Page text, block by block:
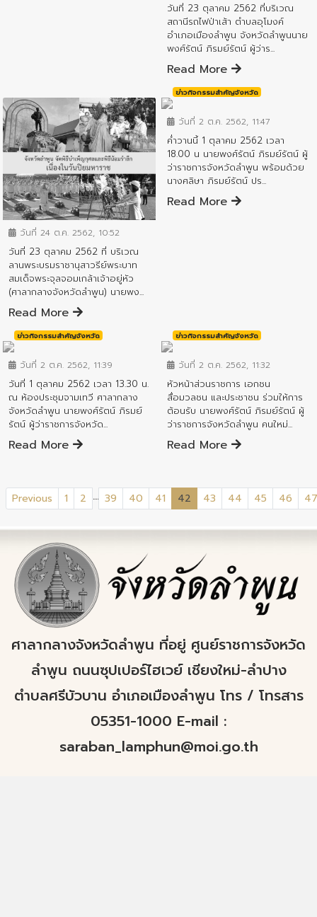
วันที่ 23 ตุลาคม 2562 ที่บริเวณ
สถานีรถไฟป่าเส้า ตำบลอุโมงค์
อำเภอเมืองลำพูน จังหวัดลำพูนนาย
พงศ์รัตน์ ภิรมย์รัตน์ ผู้ว่าร...
Read More
ข่าวกิจกรรมสำคัญจังหวัด
วันที่ 24 ต.ค. 2562, 10:52
วันที่ 23 ตุลาคม 2562 ที่ บริเวณ
ลานพระบรมราชานุสาวรีย์พระบาท
สมเด็จพระจุลจอมเกล้าเจ้าอยู่หัว
(ศาลากลางจังหวัดลำพูน) นายพง...
Read More
ข่าวกิจกรรมสำคัญจังหวัด
วันที่ 2 ต.ค. 2562, 11:47
ค่ำวานนี้ 1 ตุลาคม 2562 เวลา
18.00 น นายพงศ์รัตน์ ภิรมย์รัตน์ ผู้
ว่าราชการจังหวัดลำพูน พร้อมด้วย
นางศลิษา ภิรมย์รัตน์ ปร...
Read More
ข่าวกิจกรรมสำคัญจังหวัด
วันที่ 2 ต.ค. 2562, 11:39
วันที่ 1 ตุลาคม 2562 เวลา 13.30 น.
ณ ห้องประชุมจามเทวี ศาลากลาง
จังหวัดลำพูน นายพงศ์รัตน์ ภิรมย์
รัตน์ ผู้ว่าราชการจังหวัด...
Read More
ข่าวกิจกรรมสำคัญจังหวัด
วันที่ 2 ต.ค. 2562, 11:32
หัวหน้าส่วนราชการ เอกชน
สื่อมวลชน และประชาชน ร่วมให้การ
ต้อนรับ นายพงศ์รัตน์ ภิรมย์รัตน์ ผู้
ว่าราชการจังหวัดลำพูน คนใหม่...
Read More
Previous 1 2 ... 39 40 41 42 (current)
43 44 45 46 47
ศาลากลางจังหวัดลำพูน ที่อยู่ ศูนย์ราชการจังหวัด
ลำพูน ถนนซุปเปอร์ไฮเวย์ เชียงใหม่-ลำปาง
ตำบลศรีบัวบาน อำเภอเมืองลำพูน โทร / โทรสาร
05351-1000 E-mail :
saraban_lamphun@moi.go.th